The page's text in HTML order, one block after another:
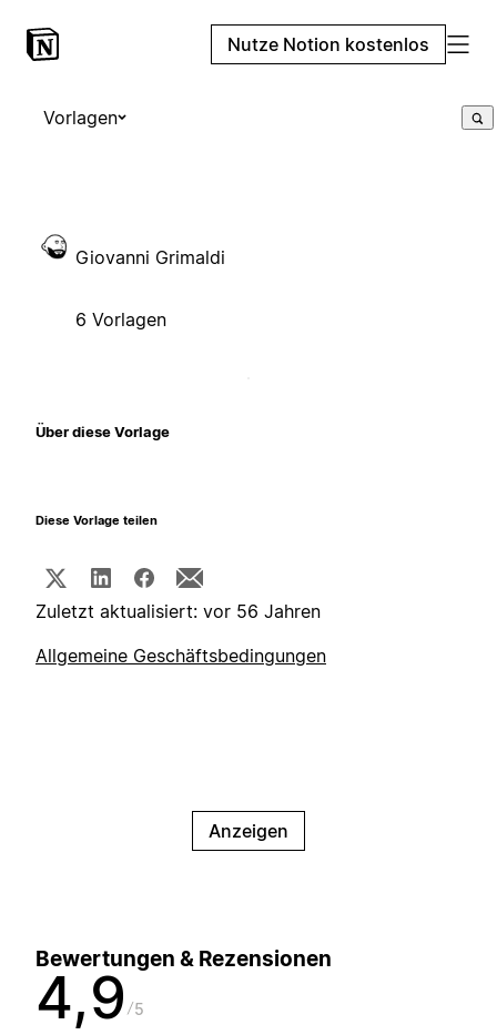
Nutze Notion kostenlos
Vorlagen
Giovanni Grimaldi
6 Vorlagen
Über diese Vorlage
Diese Vorlage teilen
Zuletzt aktualisiert: vor 56 Jahren
Allgemeine Geschäftsbedingungen
Anzeigen
Bewertungen & Rezensionen
4,9 5